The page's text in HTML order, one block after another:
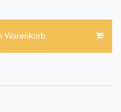
Warenkorb